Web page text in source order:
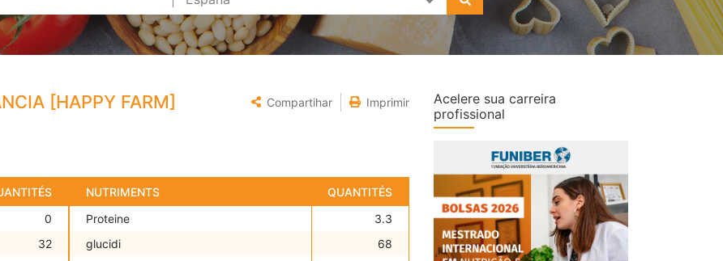
[HAPPY FARM] Compartihar Imprimir
0
32
NUTRIMENTS
QUANTITÉS
Proteine
3.3
glucidi
68
Acelere sua carreira
profissional